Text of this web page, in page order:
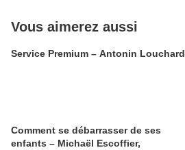
Vous aimerez aussi
Service Premium – Antonin Louchard
Comment se débarrasser de ses
enfants – Michaël Escoffier,